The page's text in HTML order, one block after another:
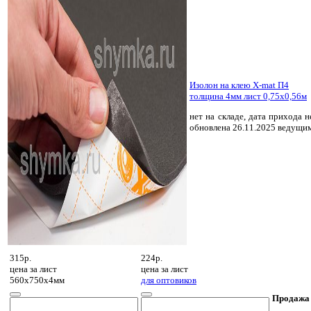
Изолон на клею X-mat П4
толщина 4мм лист 0,75х0,56м
нет на складе, дата прихода
обновлена 26.11.2025
315р.
цена за лист
560х750х4мм
224р.
цена за лист
для оптовиков
Продажа